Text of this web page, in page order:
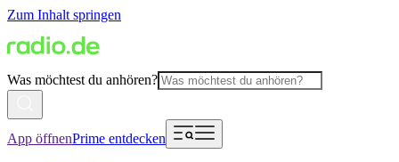
Zum Inhalt springen
Was möchtest du anhören?
App öffnenPrime entdecken